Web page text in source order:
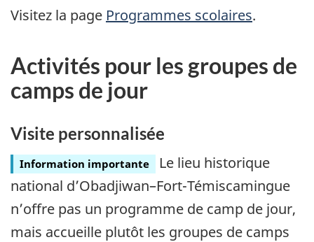
Visitez la page Programmes scolaires.
Activités pour les groupes de
camps de jour
Visite personnalisée
Information importante
Le lieu historique
national d’Obadjiwan–Fort-Témiscamingue
n’offre pas un programme de camp de jour,
mais accueille plutôt les groupes de camps